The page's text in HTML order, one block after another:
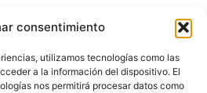
consentimiento
utilizamos tecnologías como las
a la información del dispositivo. El
nos permitirá procesar datos como
DEL CANAL